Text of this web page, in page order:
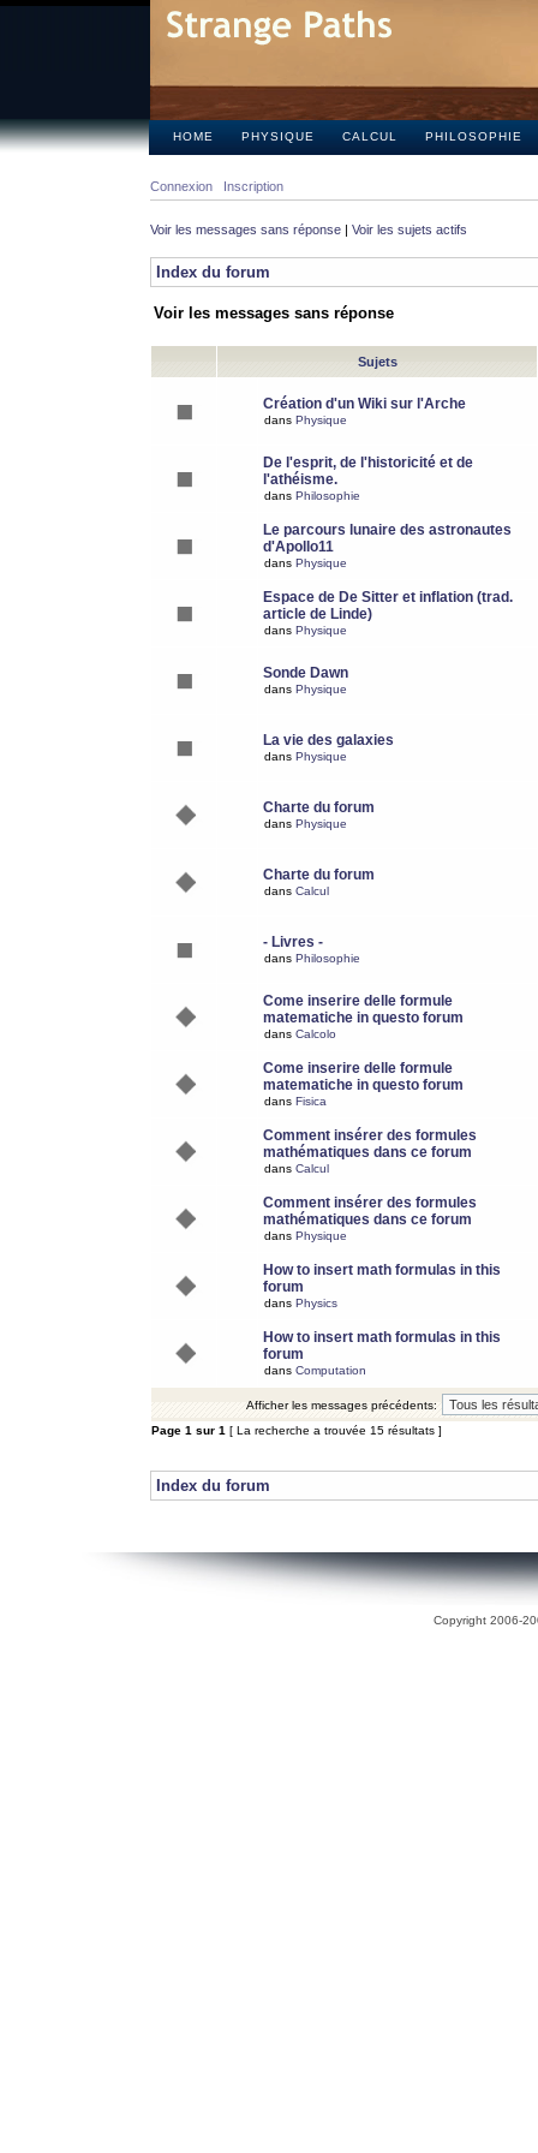
HOME PHYSIQUE CALCUL PHILOSOPHIE
Connexion Inscription
Voir les messages sans réponse | Voir les sujets actifs
Index du forum
Voir les messages sans réponse
Sujets
Création d'un Wiki sur l'Arche
dans Physique
De l'esprit, de l'historicité et de
l'athéisme.
dans Philosophie
Le parcours lunaire des astronautes
d'Apollo11
dans Physique
Espace de De Sitter et inflation (trad.
article de Linde)
dans Physique
Sonde Dawn
dans Physique
La vie des galaxies
dans Physique
Charte du forum
dans Physique
Charte du forum
dans Calcul
- Livres -
dans Philosophie
Come inserire delle formule
matematiche in questo forum
dans Calcolo
Come inserire delle formule
matematiche in questo forum
dans Fisica
Comment insérer des formules
mathématiques dans ce forum
dans Calcul
Comment insérer des formules
mathématiques dans ce forum
dans Physique
How to insert math formulas in this
forum
dans Physics
How to insert math formulas in this
forum
dans Computation
Afficher les messages précédents:
Page 1 sur 1 [ La recherche a trouvée 15 résultats ]
Index du forum
Copyright 2006-